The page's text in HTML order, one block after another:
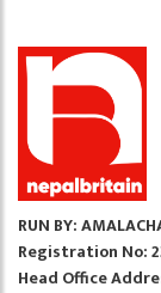
RUN BY:
Registration No:
Head Office